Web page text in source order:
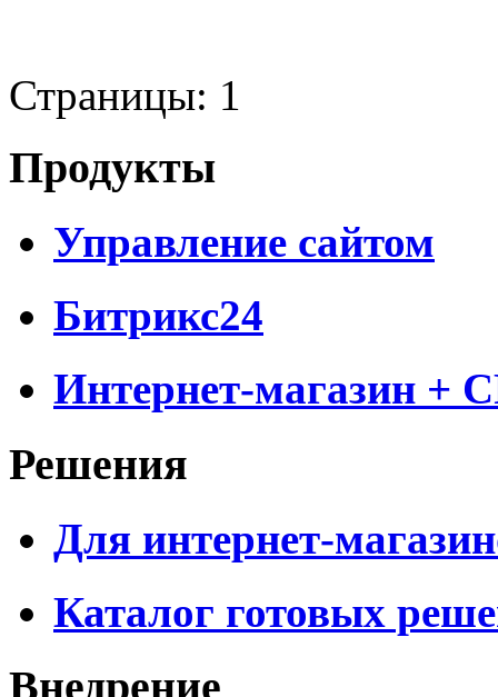
Страницы: 1
Продукты
Управление сайтом
Битрикс24
Интернет-магазин +
Решения
Для интернет-
Каталог готовых
Внедрение